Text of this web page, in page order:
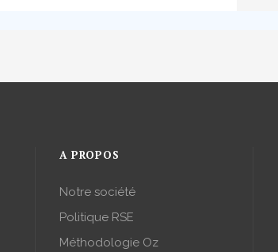
A PROPOS
Notre société
Politique RSE
Méthodologie Oz